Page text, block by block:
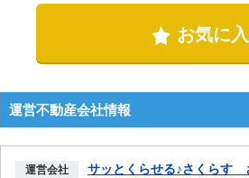
お気に
運営不動産会社情報
運営会社 サッとくらせる♪さくらす